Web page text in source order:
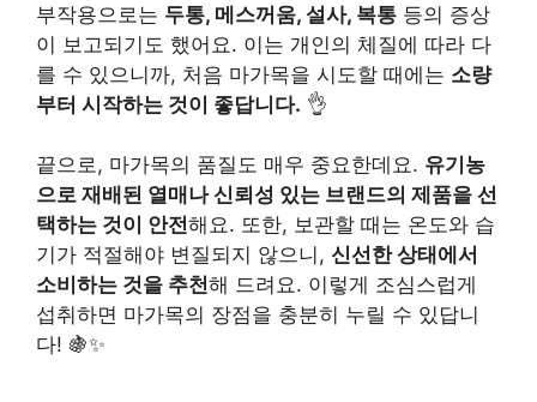
부작용으로는 두통, 메스꺼움, 설사, 복통 등의 증상
이 보고되기도 했어요. 이는 개인의 체질에 따라 다
를 수 있으니까, 처음 마가목을 시도할 때에는 소량
부터 시작하는 것이 좋답니다. 👌
끝으로, 마가목의 품질도 매우 중요한데요. 유기농
으로 재배된 열매나 신뢰성 있는 브랜드의 제품을 선
택하는 것이 안전해요. 또한, 보관할 때는 온도와 습
기가 적절해야 변질되지 않으니, 신선한 상태에서
소비하는 것을 추천해 드려요. 이렇게 조심스럽게
섭취하면 마가목의 장점을 충분히 누릴 수 있답니
다! 🍇✨